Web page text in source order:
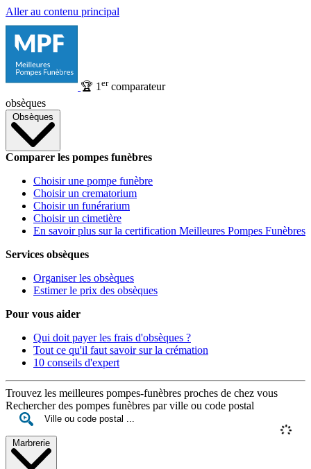
Aller au contenu principal
🏆 1 ercomparateur
obsèques
Obsèques
Comparer les pompes funèbres
Choisir une pompe funèbre
Choisir un crematorium
Choisir un funérarium
Choisir un cimetière
En savoir plus sur la certification Meilleures Pompes Funèbres
Services obsèques
Organiser les obsèques
Estimer le prix des obsèques
Pour vous aider
Qui doit payer les frais d'obsèques ?
Tout ce qu'il faut savoir sur la crémation
10 conseils d'expert
Trouvez les meilleures pompes-funèbres proches de chez vous
Rechercher des pompes funèbres par ville ou code postal
Marbrerie